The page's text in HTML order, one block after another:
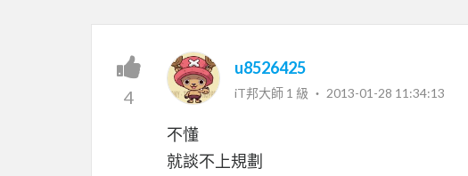
4
u8526425
iT邦大師 1 級 ‧ 2013-01-28 11:34:13
不懂
就談不上規劃